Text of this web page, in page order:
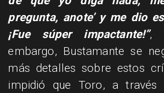
pregunta, anote’ y me dio
¡Fue súper impactante!”,
embargo, Bustamante se
más detalles sobre estos
impidió que Toro, a través